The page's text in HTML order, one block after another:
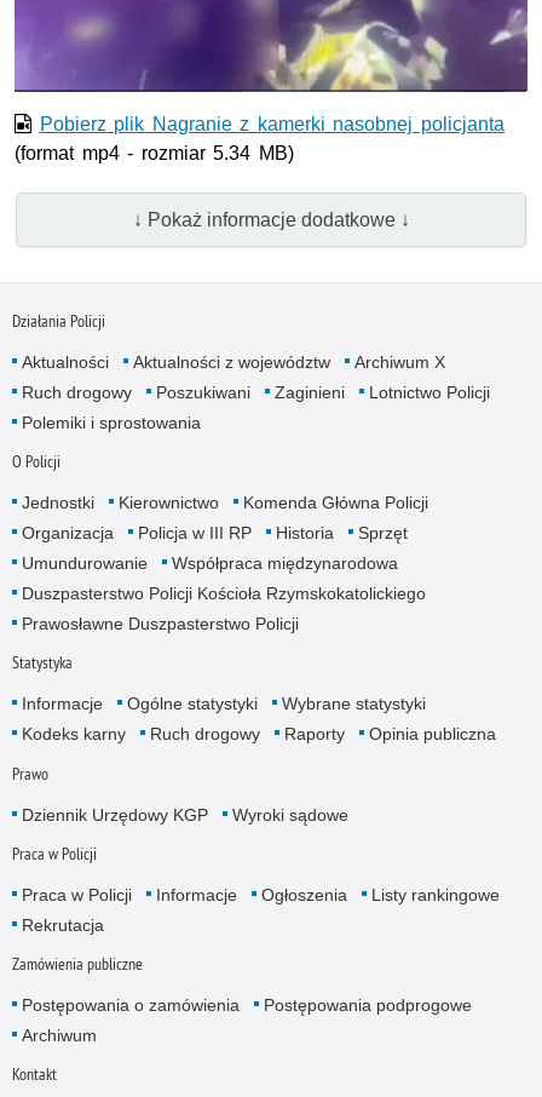
wideo
Pobierz plik Nagranie z kamerki nasobnej policjanta
(format mp4 - rozmiar 5.34 MB)
↓ Pokaż informacje dodatkowe ↓
Działania Policji
Aktualności Aktualności z województw
Archiwum X
Ruch drogowy
Poszukiwani Zaginieni
Lotnictwo Policji
Polemiki i sprostowania
O Policji
Jednostki Kierownictwo
Komenda Główna Policji
Organizacja
Policja w III RP Historia
Sprzęt
Umundurowanie
Współpraca międzynarodowa
Duszpasterstwo Policji Kościoła Rzymskokatolickiego
Prawosławne Duszpasterstwo Policji
Statystyka
Informacje Ogólne statystyki
Wybrane statystyki
Kodeks karny
Ruch drogowy Raporty Opinia publiczna
Prawo
Dziennik Urzędowy KGP Wyroki sądowe
Praca w Policji
Praca w Policji Informacje Ogłoszenia
Listy rankingowe
Rekrutacja
Zamówienia publiczne
Postępowania o zamówienia
Postępowania podprogowe
Archiwum
Kontakt